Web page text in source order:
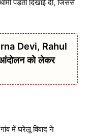
पड़ती दिखाई दी, जिससे
Devi, Rahul
आंदोलन को लेकर
में घरेलू विवाद ने